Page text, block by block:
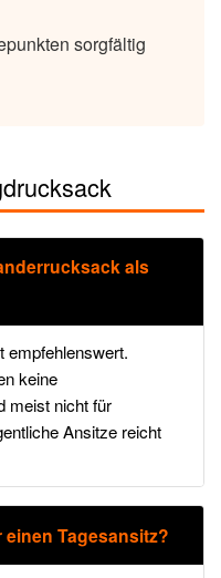
sorgfältig
als
empfehlenswert.
keine
meist nicht für
Ansitze reicht
Tagesansitz?